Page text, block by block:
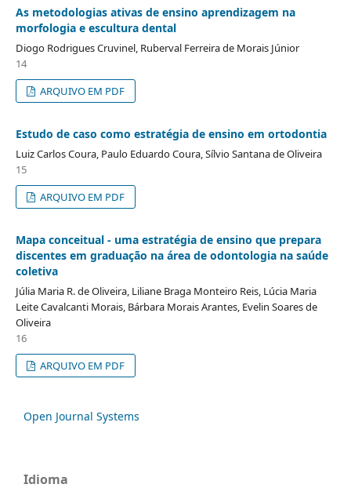
As metodologias ativas de ensino aprendizagem na
morfologia e escultura dental
Diogo Rodrigues Cruvinel, Ruberval Ferreira de Morais Júnior
14
ARQUIVO EM PDF
Estudo de caso como estratégia de ensino em ortodontia
Luiz Carlos Coura, Paulo Eduardo Coura, Sílvio Santana de Oliveira
15
ARQUIVO EM PDF
Mapa conceitual - uma estratégia de ensino que prepara
discentes em graduação na área de odontologia na saúde
coletiva
Júlia Maria R. de Oliveira, Liliane Braga Monteiro Reis, Lúcia Maria
Leite Cavalcanti Morais, Bárbara Morais Arantes, Evelin Soares de
Oliveira
16
ARQUIVO EM PDF
Open Journal Systems
Idioma